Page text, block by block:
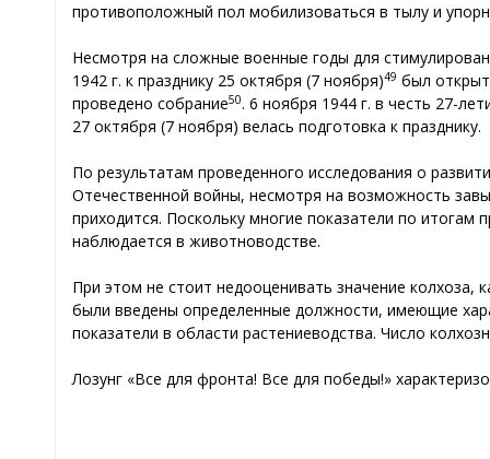
противоположный пол мобилизоваться в тылу и
Несмотря на сложные военные годы для
1942 г. к празднику 25 октября (7 ноября)49 был
проведено собрание50. 6 ноября 1944 г. в честь 27-
27 октября (7 ноября) велась подготовка к празднику.
По результатам проведенного исследования о
Отечественной войны, несмотря на возможность
приходится. Поскольку многие показатели по
наблюдается в животноводстве.
При этом не стоит недооценивать значение колхоза,
были введены определенные должности, имеющие
показатели в области растениеводства. Число
Лозунг «Все для фронта! Все для победы!»